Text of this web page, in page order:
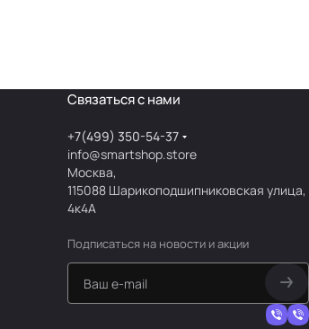
Связаться с нами
+7(499) 350-54-37
info@smartshop.store
Москва,
115088 Шарикоподшипниковская улица,
4к4А
Подписаться на новости и акции